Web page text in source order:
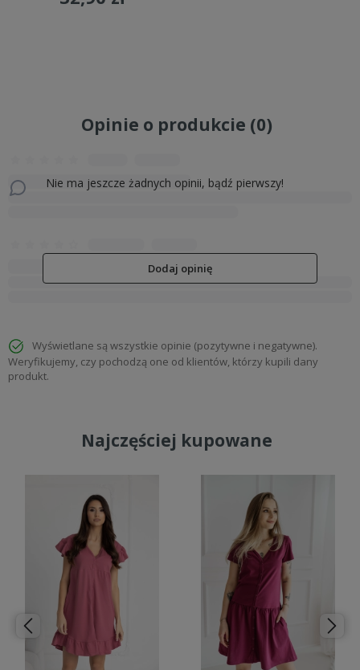
Opinie o produkcie (0)
Nie ma jeszcze żadnych opinii, bądź pierwszy!
Dodaj opinię
Wyświetlane są wszystkie opinie (pozytywne i negatywne).
Weryfikujemy, czy pochodzą one od klientów, którzy kupili dany
produkt.
Najczęściej kupowane